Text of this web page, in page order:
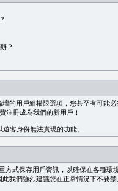
？
的用戶組權限選項，您甚至有可能
注冊成為我們的新用戶！
客身份無法實現的功能。
式保存用戶資訊，以確保在各種環
我們強烈建議您在正常情況下不要